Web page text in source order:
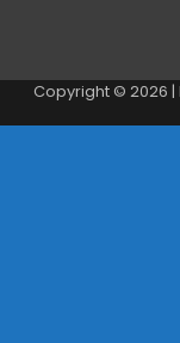
Copyright © 2026 |